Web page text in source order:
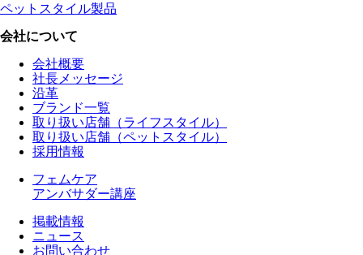
ペットスタイル製品
会社について
会社概要
社長メッセージ
沿革
ブランド一覧
取り扱い店舗（ライフスタイル）
取り扱い店舗（ペットスタイル）
採用情報
フェムケア
アンバサダー講座
掲載情報
ニュース
お問い合わせ